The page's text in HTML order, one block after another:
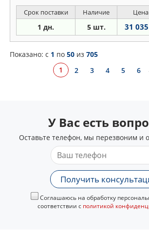
Срок поставки Наличие Цена
1 дн. 5 шт. 31
Показано: c 1 по 50 из 705
1
2 3 4 5 6
У Вас есть
Оставьте телефон, мы перезвоним и
Получить
Соглашаюсь на обработку
соответствии с политикой